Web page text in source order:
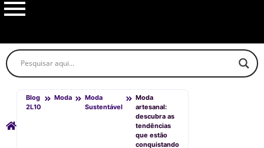
Blog
2L10
Moda
Moda
Sustentável
Moda
artesanal:
descubra as
tendências
que estão
conquistando